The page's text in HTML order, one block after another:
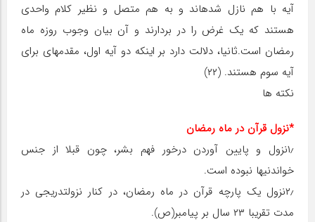
آیه با هم نازل شده‏اند و به هم متصل و نظیر کلام واحدی
هستند که یک غرض را در بردارند و آن بیان وجوب روزه ماه
رمضان است.ثانیا، دلالت دارد بر این‏که دو آیه اول، مقدمه‏ای برای
آیه سوم هستند. (۲۲)
نکته‏ ها
*نزول قرآن در ماه رمضان
۱٫نزول و پایین آوردن درخور فهم بشر، چون قبلا از جنس
خواندنی‏ها نبوده است.
۲٫نزول یک پارچه قرآن در ماه رمضان، در کنار نزول‏تدریجی در
مدت تقریبا ۲۳ سال بر پیامبر(ص).